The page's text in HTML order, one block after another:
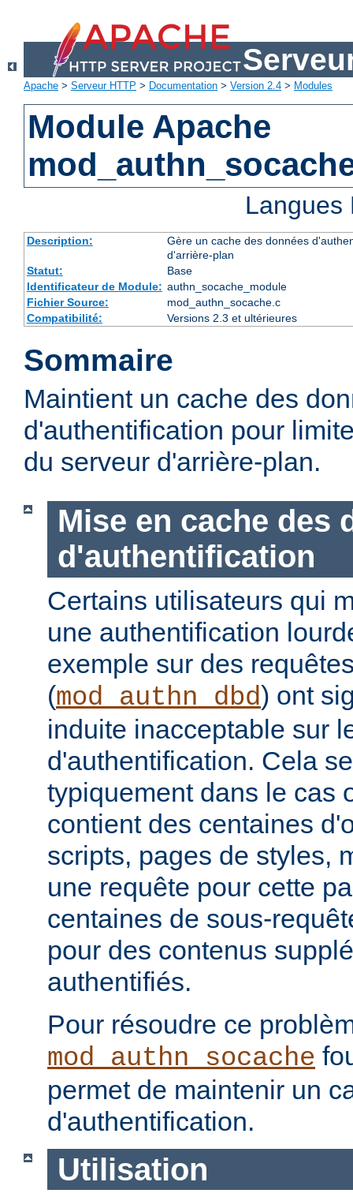
Apache > Serveur HTTP > Documentation > Version 2.4 > Modules
Module Apache
Description:
Gère un cache des données
d'arrière-plan
Statut:
Base
Identificateur de Module: authn_socache_module
Fichier Source:
mod_authn_socache.c
Compatibilité:
Versions 2.3 et ultérieures
Sommaire
Maintient un cache des
d'authentification pour
du serveur d'arrière-plan.
Mise en cache des
d'authentification
Certains utilisateurs qui
une authentification
exemple sur des
(mod_authn_dbd) ont
induite inacceptable sur
d'authentification. Cela
typiquement dans le cas
contient des centaines
scripts, pages de styles,
une requête pour cette
centaines de sous-
pour des contenus
authentifiés.
Pour résoudre ce
mod_authn_socache
permet de maintenir un
d'authentification.
Utilisation